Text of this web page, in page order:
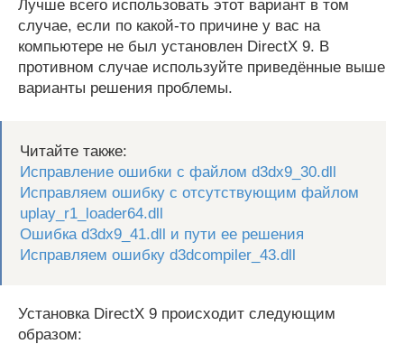
Лучше всего использовать этот вариант в том
случае, если по какой-то причине у вас на
компьютере не был установлен DirectX 9. В
противном случае используйте приведённые выше
варианты решения проблемы.
Читайте также:
Исправление ошибки с файлом d3dx9_30.dll
Исправляем ошибку с отсутствующим файлом
uplay_r1_loader64.dll
Ошибка d3dx9_41.dll и пути ее решения
Исправляем ошибку d3dcompiler_43.dll
Установка DirectX 9 происходит следующим
образом: